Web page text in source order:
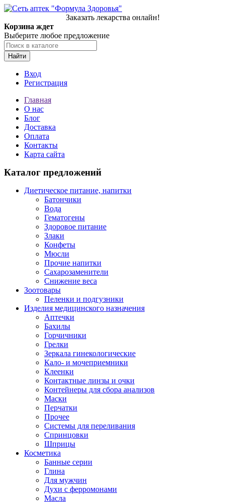
Заказать лекарства онлайн!
Корзина ждет
Выберите любое предложение
Найти
Вход
Регистрация
Главная
О нас
Блог
Доставка
Оплата
Контакты
Карта сайта
Каталог предложений
Диетическое питание, напитки
Батончики
Вода
Гематогены
Здоровое питание
Злаки
Конфеты
Мюсли
Прочие напитки
Сахарозаменители
Снижение веса
Зоотовары
Пеленки и подгузники
Изделия медицинского назначения
Аптечки
Бахилы
Горчичники
Грелки
Зеркала гинекологические
Кало- и мочеприемники
Клеенки
Контактные линзы и очки
Контейнеры для сбора анализов
Маски
Перчатки
Прочее
Системы для переливания
Спринцовки
Шприцы
Косметика
Банные серии
Глина
Для мужчин
Духи с ферромонами
Масла